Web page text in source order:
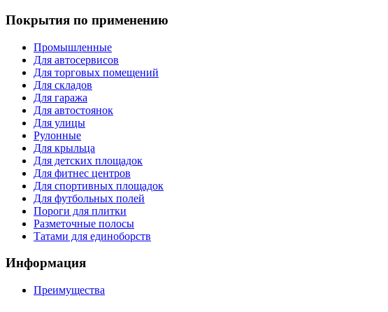
Покрытия по применению
Промышленные
Для автосервисов
Для торговых помещений
Для складов
Для гаража
Для автостоянок
Для улицы
Рулонные
Для крыльца
Для детских площадок
Для фитнес центров
Для спортивных площадок
Для футбольных полей
Пороги для плитки
Разметочные полосы
Татами для единоборств
Информация
Преимущества